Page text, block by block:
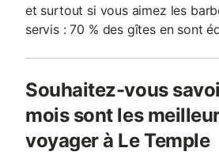
et surtout si vous aimez les
servis : 70 % des gîtes en sont
Souhaitez-vous
mois sont les
voyager à Le Temple